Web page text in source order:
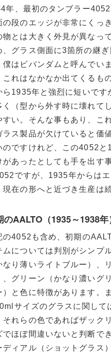
年、最初のタンブラー
の段のエッジが非常にくっ
物とは大きく外見が異なっ
、グラス側面に3箇所の継
僕はビバンダムと呼んでい
これはなかなか出てくるも
ら1935年と強烈に短いです
く（型から外す時に壊れて
すい。そんな事もあり、こ
ラス製品が欠けていると価
のですけれど、この4052
があったとしても手を出す
ですが、1935年からは
現在の形へと近づき生産は
のAALTO（1935～1938年
の4052も含め、初期の
ムについては判別がシンプ
なり薄いライトブルー）、
、グリーン（かなり濃いグ
）と色に特徴があります。
サイズのグラスに関して
それらの色であればザック
でほぼ間違いないと判断で
ディアル（ショットグラス